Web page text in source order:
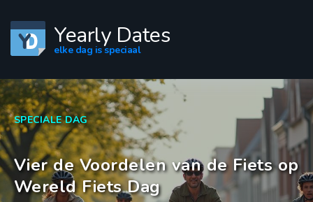
Yearly Dates
elke dag is speciaal
SPECIALE DAG
Vier de Voordelen van de Fiets op
Wereld Fiets Dag